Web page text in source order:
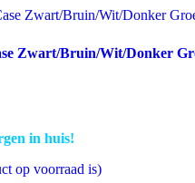
Zwart/Bruin/Wit/Donker
in huis!
op voorraad is)